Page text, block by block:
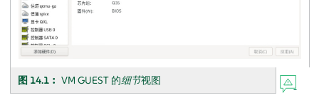
图 14.1︰ VM GUEST 的细节视图